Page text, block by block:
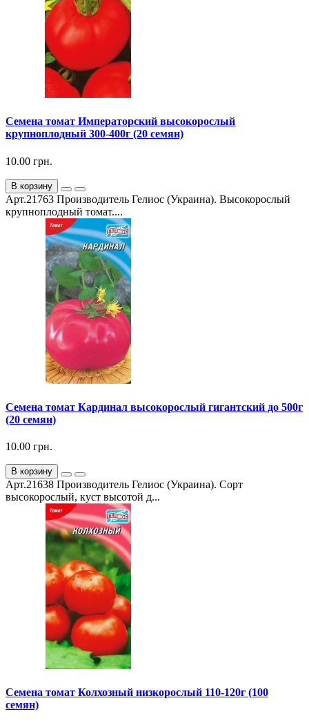
Семена томат Императорский высокорослый
крупноплодный 300-400г (20 семян)
10.00 грн.
В корзину
Арт.21763 Производитель Гелиос (Украина). Высокорослый
крупноплодный томат....
Семена томат Кардинал высокорослый гигантский до 500г
(20 семян)
10.00 грн.
В корзину
Арт.21638 Производитель Гелиос (Украина). Сорт
высокорослый, куст высотой д...
Семена томат Колхозный низкорослый 110-120г (100
семян)